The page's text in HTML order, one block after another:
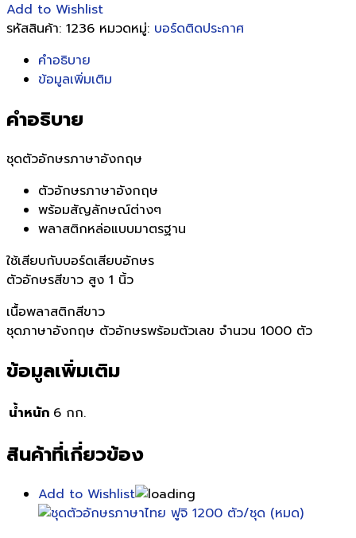
Add to Wishlist
รหัสสินค้า: 1236 หมวดหมู่: บอร์ดติดประกาศ
คำอธิบาย
ข้อมูลเพิ่มเติม
คำอธิบาย
ชุดตัวอักษรภาษาอังกฤษ
ตัวอักษรภาษาอังกฤษ
พร้อมสัญลักษณ์ต่างๆ
พลาสติกหล่อแบบมาตรฐาน
ใช้เสียบกับบอร์ดเสียบอักษร
ตัวอักษรสีขาว สูง 1 นิ้ว
เนื้อพลาสติกสีขาว
ชุดภาษาอังกฤษ ตัวอักษรพร้อมตัวเลข จำนวน 1000 ตัว
ข้อมูลเพิ่มเติม
น้ำหนัก 6 กก.
สินค้าที่เกี่ยวข้อง
Add to Wishlist